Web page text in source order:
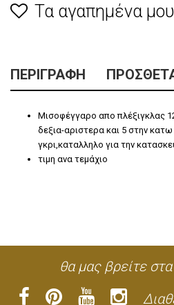
Τα αγαπημένα μου
ΠΕΡΙΓΡΑΦΉ
Μισοφέγγαρο απο πλέξιγκλας
δεξια-αριστερα και 5 στην
γκρι,καταλληλο για την
τιμη ανα τεμάχιο
θα μας βρείτε